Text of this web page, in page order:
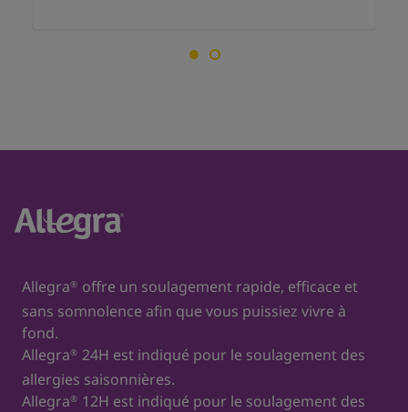
Allegra® offre un soulagement rapide, efficace et
sans somnolence afin que vous puissiez vivre à
fond.
Allegra® 24H est indiqué pour le soulagement des
allergies saisonnières.
Allegra® 12H est indiqué pour le soulagement des